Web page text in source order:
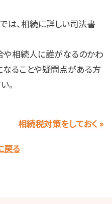
は、相続に詳しい司法書
相続人に誰がなるのかわ
ることや疑問点がある方
。
相続税対策をしておく »
戻る